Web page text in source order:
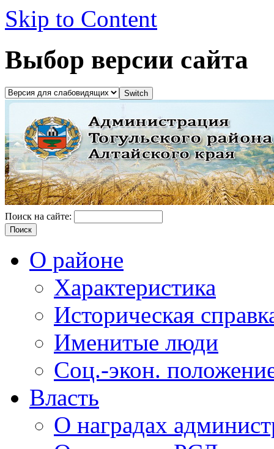
Skip to Content
Выбор версии сайта
Поиск на сайте:
О районе
Характеристика
Историческая
Именитые люди
Соц.-экон.
Власть
О наградах